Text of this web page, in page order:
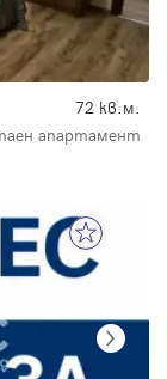
72 кв.м.
апартамент